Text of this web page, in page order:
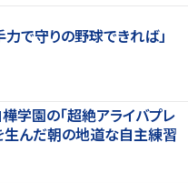
力で守りの野球できれば」
学園の「超絶アライバプレ
生んだ朝の地道な自主練習